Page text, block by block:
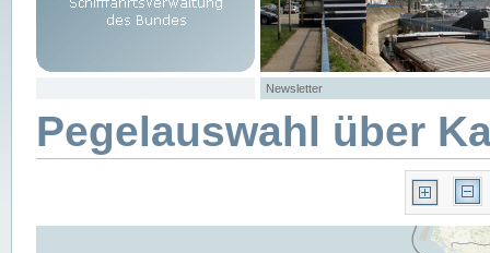
Newsletter
Pegelauswahl über